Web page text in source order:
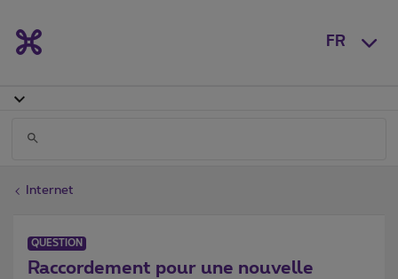
FR
Internet
QUESTION
Raccordement pour une nouvelle